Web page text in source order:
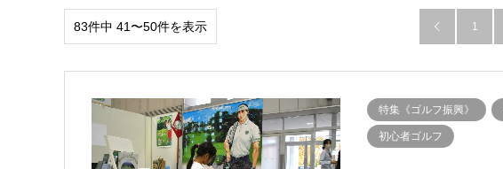
83件中 41〜50件を表示  1
特集《ゴルフ振興》
初心者ゴルフ